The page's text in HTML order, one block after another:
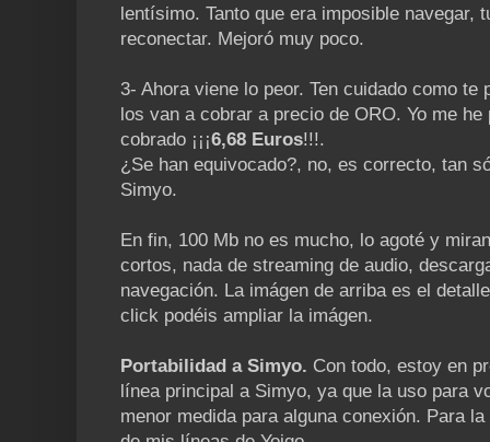
lentísimo. Tanto que era imposible navegar,
reconectar. Mejoró muy poco.
3- Ahora viene lo peor. Ten cuidado como te
los van a cobrar a precio de ORO. Yo me
cobrado ¡¡¡6,68 Euros!!!.
¿Se han equivocado?, no, es correcto, tan
Simyo.
En fin, 100 Mb no es mucho, lo agoté y
cortos, nada de streaming de audio,
navegación. La imágen de arriba es el
click podéis ampliar la imágen.
Portabilidad a Simyo. Con todo, estoy en
línea principal a Simyo, ya que la uso para
menor medida para alguna conexión. Para